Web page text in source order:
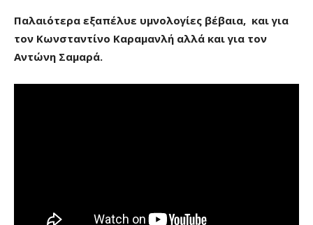
Παλαιότερα εξαπέλυε υμνολογίες βέβαια, και για
τον Κωνσταντίνο Καραμανλή αλλά και για τον
Αντώνη Σαμαρά.